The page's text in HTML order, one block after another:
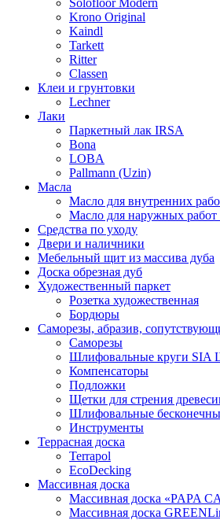
Solofloor Modern
Krono Original
Kaindl
Tarkett
Ritter
Classen
Клеи и грунтовки
Lechner
Лаки
Паркетный лак IRSA
Bona
LOBA
Pallmann (Uzin)
Масла
Масло для внутренних
Масло для наружных работ
Средства по уходу
Двери и наличники
Мебельный щит из массива дуба
Доска обрезная дуб
Художественный паркет
Розетка художественная
Бордюры
Саморезы, абразив,
Саморезы
Шлифовальные круги SIA
Компенсаторы
Подложки
Щетки для стрения
Шлифовальные
Инструменты
Террасная доска
Terrapol
EcoDecking
Массивная доска
Массивная доска «PAPA
Массивная доска